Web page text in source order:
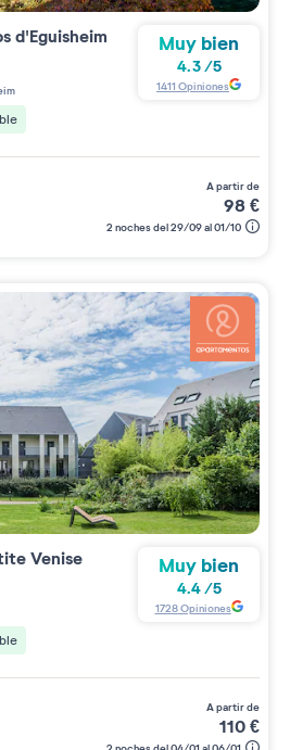
d'Eguisheim Muy bien
4.3/5
1411 Opiniones
a partir de
98€
2 noches del 29/09 al 01/10
Venise Muy bien
4.4 /5
1728Opiniones
a partir de
110€